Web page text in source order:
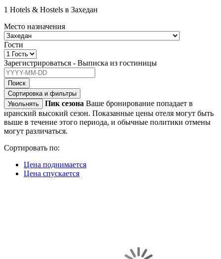
1 Hotels & Hostels в Захедан
Место назначения
Гости
Зарегистрироваться - Выписка из гостиницы
Поиск
Сортировка и фильтры
Увольнять
Пик сезона Ваше бронирование попадает в
иранский высокий сезон. Показанные цены отеля могут быть
выше в течение этого периода, и обычные политики отмены
могут различаться.
Сортировать по:
Цена поднимается
Цена спускается